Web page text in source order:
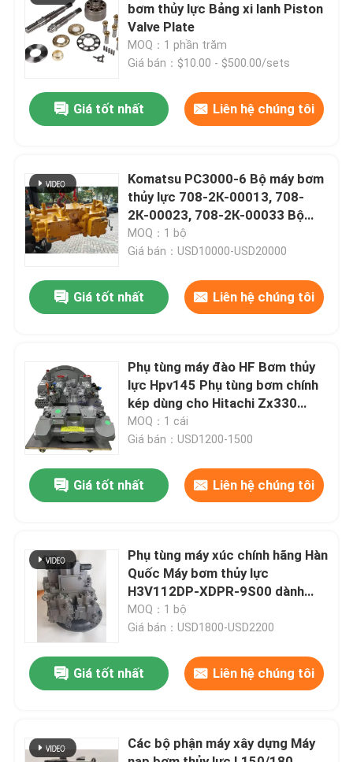
Trang chủ
Video
Về chúng tôi
Chuyến tham quan nhà máy
Kiểm soát chất lượng
Liên hệ với chúng tôi
Tin tức
Máy đào
bơm thủy lực Bảng xi lanh Piston
Valve Plate
MOQ：1 phần trăm
Giá bán：$10.00 - $500.00/sets
Giá tốt nhất Liên hệ chúng tôi
Komatsu PC3000-6 Bộ máy bơm
thủy lực 708-2К-00013, 708-
2К-00023, 708-2К-00033 Bộ
phận phụ tùng máy đào
MOQ：1 bộ
Giá bán：USD10000-USD20000
Giá tốt nhất Liên hệ chúng tôi
Phụ tùng máy đào HF Bơm thủy
lực Hpv145 Phụ tùng bơm chính
kép dùng cho Hitachi Zx330
Zx350
MOQ：1 cái
Giá bán：USD1200-1500
Giá tốt nhất Liên hệ chúng tôi
Phụ tùng máy xúc chính hãng Hàn
Quốc Máy bơm thủy lực
H3V112DP-XDPR-9S00 dành
cho máy bơm chính máy xúc
Hyundai R220-7 R220-9
MOQ：1 bộ
Giá bán：USD1800-USD2200
Giá tốt nhất Liên hệ chúng tôi
Các bộ phận máy xây dựng Máy